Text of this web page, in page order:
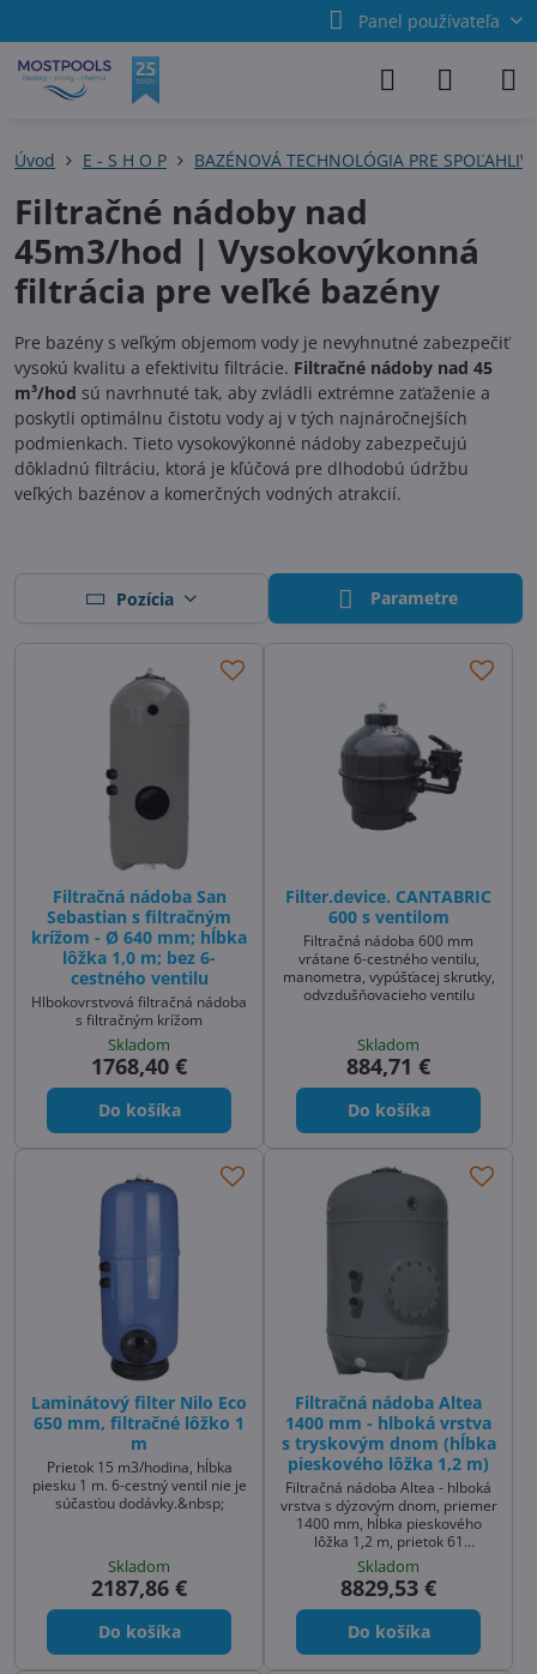
Panel používateľa
Úvod E - S H O P BAZÉNOVÁ TECHNOLÓGIA PRE
Filtračné nádoby nad
45m3/hod | Vysokovýkonná
filtrácia pre veľké bazény
Pre bazény s veľkým objemom vody je nevyhnutné zabezpečiť
vysokú kvalitu a efektivitu filtrácie. Filtračné nádoby nad 45
m³/hod sú navrhnuté tak, aby zvládli extrémne zaťaženie a
poskytli optimálnu čistotu vody aj v tých najnáročnejších
podmienkach. Tieto vysokovýkonné nádoby zabezpečujú
dôkladnú filtráciu, ktorá je kľúčová pre dlhodobú údržbu
veľkých bazénov a komerčných vodných atrakcií.
Pozícia Parametre
Filtračná nádoba San
Sebastian s filtračným
krížom - Ø 640 mm; hĺbka
lôžka 1,0 m; bez 6-
cestného ventilu
Hlbokovrstvová filtračná nádoba
s filtračným krížom
Skladom
1768,40 €
Do košíka
Filter.device. CANTABRIC
600 s ventilom
Filtračná nádoba 600 mm
vrátane 6-cestného ventilu,
manometra, vypúšťacej skrutky,
odvzdušňovacieho ventilu
Skladom
884,71 €
Do košíka
Laminátový filter Nilo Eco
650 mm, filtračné lôžko 1
m
Prietok 15 m3/hodina, hĺbka
piesku 1 m. 6-cestný ventil nie je
súčasťou dodávky.&nbsp;
Skladom
2187,86 €
Do košíka
Filtračná nádoba Altea
1400 mm - hlboká vrstva
s tryskovým dnom (hĺbka
pieskového lôžka 1,2 m)
Filtračná nádoba Altea - hlboká
vrstva s dýzovým dnom, priemer
1400 mm, hĺbka pieskového
lôžka 1,2 m, prietok 61
m3/hodinu.
Skladom
8829,53 €
Do košíka